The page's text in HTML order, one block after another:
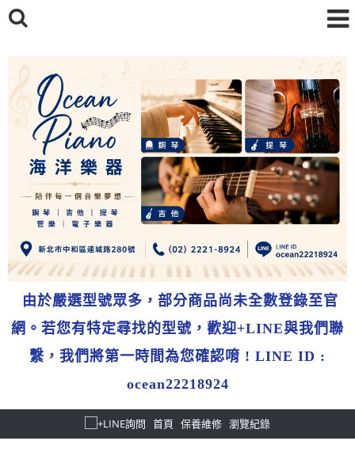
由於嚴選型號眾多，部分商品尚未全數登錄至官
網。若您有特定尋找的型號，歡迎+LINE與我們聯
繫，我們將第一時間為您確認唷 ! LINE ID :
ocean22218924
首頁 保養維修 瀏覽紀錄